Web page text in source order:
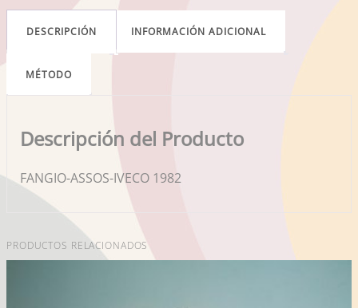
DESCRIPCIÓN INFORMACIÓN ADICIONAL
MÉTODO
Descripción del Producto
FANGIO-ASSOS-IVECO 1982
PRODUCTOS RELACIONADOS